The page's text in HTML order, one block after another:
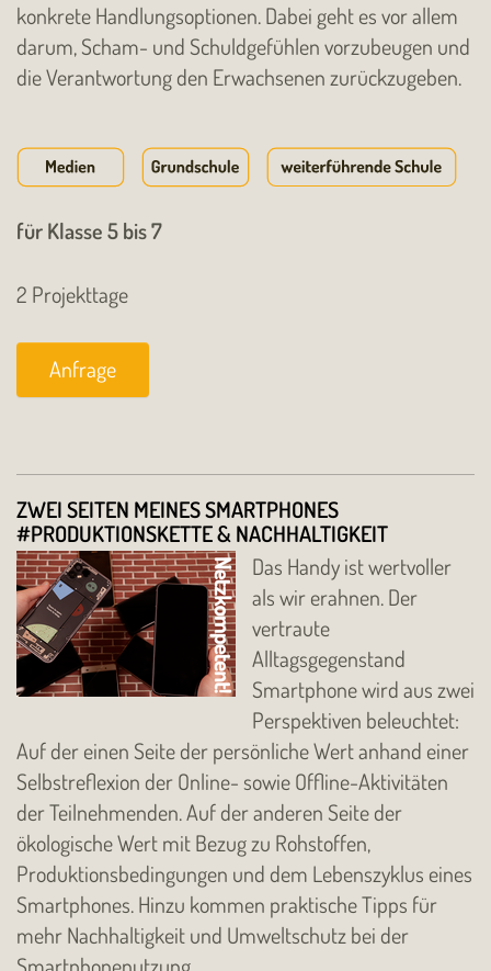
konkrete Handlungsoptionen. Dabei geht es vor allem
darum, Scham- und Schuldgefühlen vorzubeugen und
die Verantwortung den Erwachsenen zurückzugeben.
für Klasse 5 bis 7
2 Projekttage
Anfrage
ZWEI SEITEN MEINES SMARTPHONES
#PRODUKTIONSKETTE & NACHHALTIGKEIT
Das Handy ist wertvoller
als wir erahnen. Der
vertraute
Alltagsgegenstand
Smartphone wird aus zwei
Perspektiven beleuchtet:
Auf der einen Seite der persönliche Wert anhand einer
Selbstreflexion der Online- sowie Offline-Aktivitäten
der Teilnehmenden. Auf der anderen Seite der
ökologische Wert mit Bezug zu Rohstoffen,
Produktionsbedingungen und dem Lebenszyklus eines
Smartphones. Hinzu kommen praktische Tipps für
mehr Nachhaltigkeit und Umweltschutz bei der